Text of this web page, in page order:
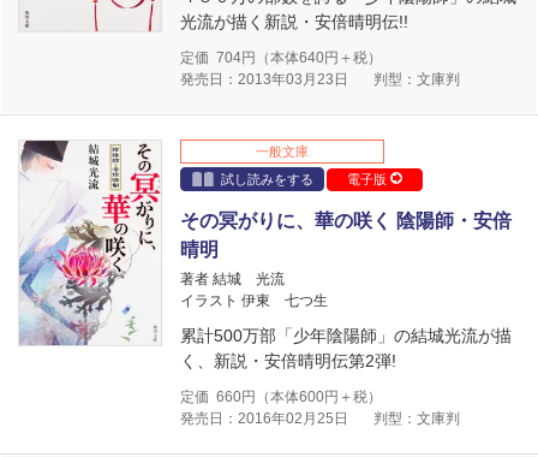
光流が描く新説・安倍晴明伝!!
定価 704円（本体640円＋税）
発売日：2013年03月23日
判型：文庫判
一般文庫
試し読みをする
電子版
その冥がりに、華の咲く 陰陽師・安倍
晴明
著者 結城 光流
イラスト 伊東 七つ生
累計500万部「少年陰陽師」の結城光流が描
く、新説・安倍晴明伝第2弾!
定価 660円（本体600円＋税）
発売日：2016年02月25日
判型：文庫判